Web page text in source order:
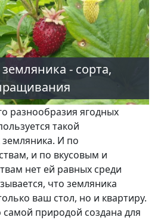
- сорта,
разнообразия ягодных
такой
И по
и по вку­совым и
нет ей равных среди
что земляника
ваш стол, но и квартиру.
самой природой создана для